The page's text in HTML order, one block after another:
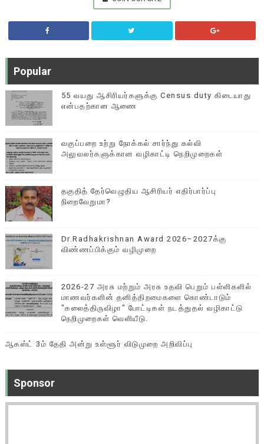
Popular
55 வயது ஆசிரியர்களுக்கு Census duty கிடையாது
என்பதற்கான ஆணை
வகுப்பறை உற்று நோக்கல் சார்ந்து கல்வி
அலுவலர்களுக்கான வழிகாட்டி நெறிமுறைகள்
தகுதித் தேர்வெழுதிய ஆசிரியர் எதிர்பார்ப்பு
நிறைவேறுமா?
Dr.Radhakrishnan Award 2026–2027க்கு
விண்ணப்பிக்கும் வழிமுறை
2026-27 அரசு மற்றும் அரசு உதவி பெறும் பள்ளிகளில்
மாணவர்களின் தனித்திறமைகளை கொண்டாடும்
"கலைத்திருவிழா" போட்டிகள் நடத்துதல் வழிகாட்டு
நெறிமுறைகள் வெளியீடு.
ஆகஸ்ட் 3ம் தேதி அன்று உள்ளூர் விடுமுறை அறிவிப்பு
Sponsor